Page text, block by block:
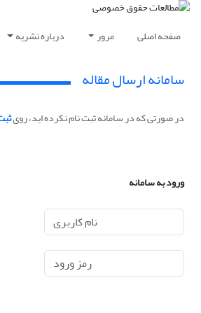
صفحه اصلی مرور درباره نشریه
سامانه ارسال مقاله
در صورتی که در سامانه ثبت نام نکرده اید، روی
ورود به سامانه